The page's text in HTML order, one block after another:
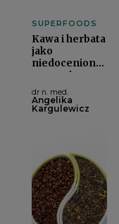
SUPERFOODS
Kawa i herbata
jako
niedocenione
wsparcie
układu
nerwowegoi
dr n. med.
Angelika
Kargulewicz